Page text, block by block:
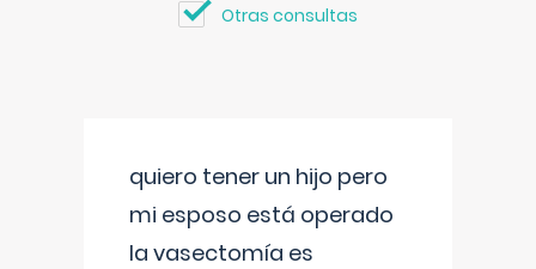
Otras consultas
quiero tener un hijo pero
mi esposo está operado
la vasectomía es